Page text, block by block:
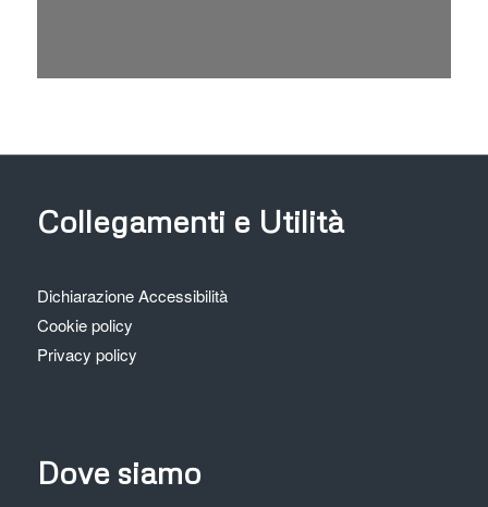
Flipbook Plugin Help
documentation.
Collegamenti e Utilità
Dichiarazione Accessibilità
Cookie policy
Privacy policy
Dove siamo